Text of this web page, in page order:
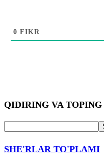
0 FIKR
QIDIRING VA TOPING
SHE'RLAR TO'PLAMI